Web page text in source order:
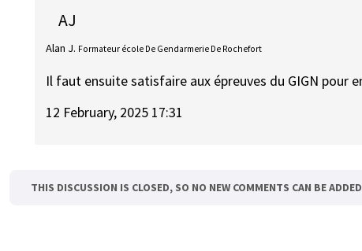
AJ
Alan J. Formateur école De Gendarmerie De Rochefort
Il faut ensuite satisfaire aux épreuves du GIGN pour
12 February, 2025 17:31
THIS DISCUSSION IS CLOSED, SO NO NEW COMMENTS CAN BE ADDED